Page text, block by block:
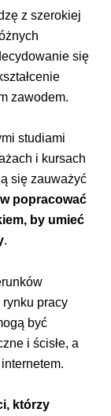
z szerokiej
się
zawodem.
studiami
i kursach
się zauważyć
popracować
by umieć
.
pracy
być
i ścisłe, a
którzy